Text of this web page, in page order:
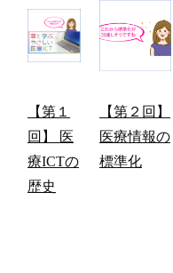
【第１
回】 医
療ICTの
歴史
【第２回】
医療情報の
標準化